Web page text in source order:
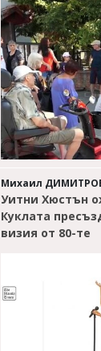
Михаил
Уитни Хюстън
Куклата
визия от 80-те